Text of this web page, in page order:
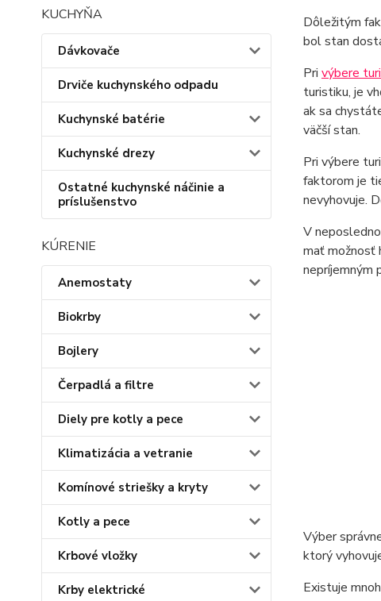
KUCHYŇA
Dávkovače
Drviče kuchynského odpadu
Kuchynské batérie
Kuchynské drezy
Ostatné kuchynské náčinie a
príslušenstvo
KÚRENIE
Anemostaty
Biokrby
Bojlery
Čerpadlá a filtre
Diely pre kotly a pece
Klimatizácia a vetranie
Komínové striešky a kryty
Kotly a pece
Krbové vložky
Krby elektrické
Dôležitým
bol stan
Pri výbere
turistiku, je
ak sa
väčší stan.
Pri výbere
faktorom je
nevyhovuje.
V
mať možnosť
nepríjemným
Výber
ktorý
Existuje